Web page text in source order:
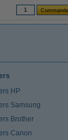
HP
Samsung
Brother
Canon